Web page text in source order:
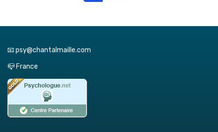
📧 psy@chantalmaille.com
📪 France